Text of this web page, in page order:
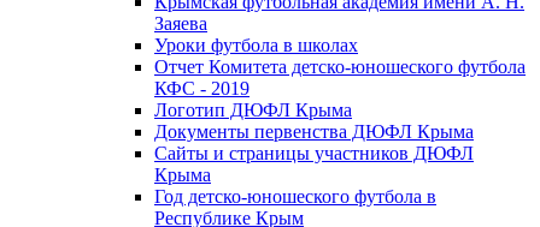
Заяева
Уроки футбола в школах
Отчет Комитета детско-юношеского футбола
КФС - 2019
Логотип ДЮФЛ Крыма
Документы первенства ДЮФЛ Крыма
Сайты и страницы участников ДЮФЛ
Крыма
Год детско-юношеского футбола в
Республике Крым